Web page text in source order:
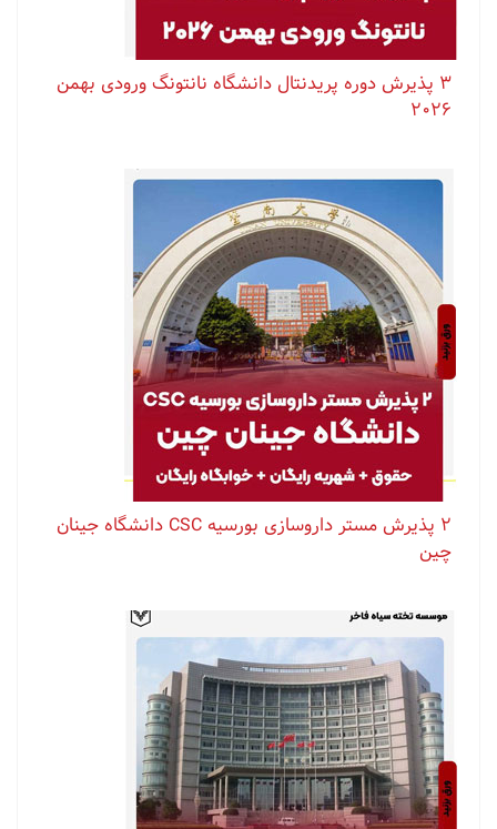
۳ پذیرش دوره پریدنتال دانشگاه نانتونگ ورودی بهمن
۲۰۲۶
۲ پذیرش مستر داروسازی بورسیه CSC دانشگاه جینان
چین